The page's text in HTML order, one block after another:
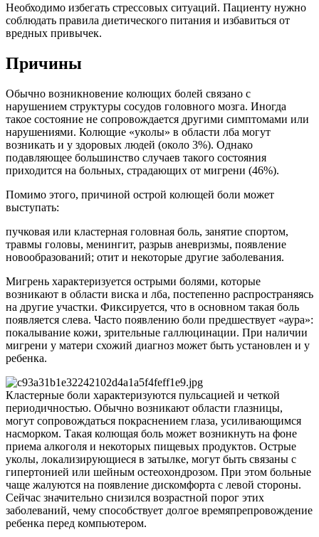
Необходимо избегать стрессовых ситуаций. Пациенту нужно
соблюдать правила диетического питания и избавиться от
вредных привычек.
Причины
Обычно возникновение колющих болей связано с
нарушением структуры сосудов головного мозга. Иногда
такое состояние не сопровождается другими симптомами или
нарушениями. Колющие «уколы» в области лба могут
возникать и у здоровых людей (около 3%). Однако
подавляющее большинство случаев такого состояния
приходится на больных, страдающих от мигрени (46%).
Помимо этого, причиной острой колющей боли может
выступать:
пучковая или кластерная головная боль, занятие спортом,
травмы головы, менингит, разрыв аневризмы, появление
новообразований; отит и некоторые другие заболевания.
Мигрень характеризуется острыми болями, которые
возникают в области виска и лба, постепенно распространяясь
на другие участки. Фиксируется, что в основном такая боль
появляется слева. Часто появлению боли предшествует «аура»:
покалывание кожи, зрительные галлюцинации. При наличии
мигрени у матери схожий диагноз может быть установлен и у
ребенка.
Кластерные боли характеризуются пульсацией и четкой
периодичностью. Обычно возникают области глазницы,
могут сопровождаться покраснением глаза, усиливающимся
насморком. Такая колющая боль может возникнуть на фоне
приема алкоголя и некоторых пищевых продуктов. Острые
уколы, локализирующиеся в затылке, могут быть связаны с
гипертонией или шейным остеохондрозом. При этом больные
чаще жалуются на появление дискомфорта с левой стороны.
Сейчас значительно снизился возрастной порог этих
заболеваний, чему способствует долгое времяпрепровождение
ребенка перед компьютером.